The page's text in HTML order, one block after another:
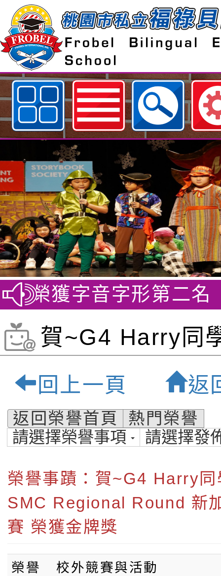
歡迎參觀：桃園市私立福祿貝爾雙
字音字形第二名 賀~
賀~G4 Harry同
SMC Regional
新加坡數學競賽
牌獎:桃園市私
爾雙語小學-桃
雙語小學
回上一頁 返
返回榮譽首頁
熱門榮譽
請選擇榮譽事項
請選擇發
榮譽事蹟：賀~G4 Harry同
SMC Regional Round 新
賽 榮獲金牌獎
榮譽
校外競賽與活動